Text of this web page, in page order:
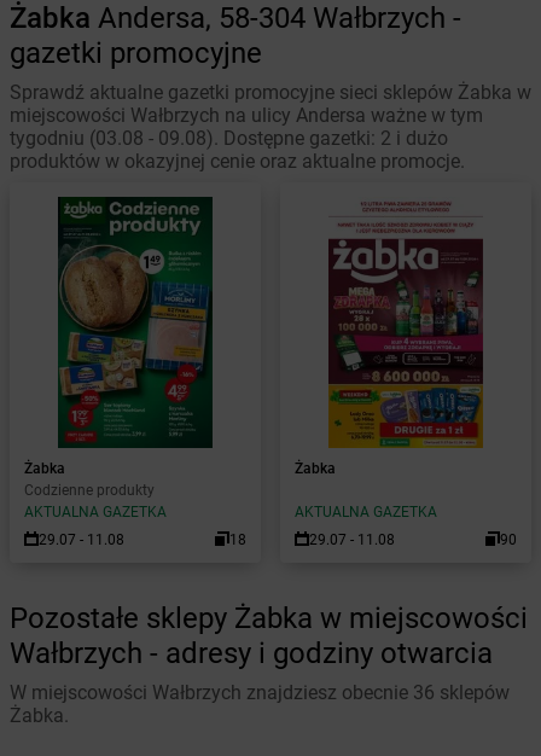
Żabka Andersa, 58-304 Wałbrzych -
gazetki promocyjne
Sprawdź aktualne gazetki promocyjne sieci sklepów Żabka w
miejscowości Wałbrzych na ulicy Andersa ważne w tym
tygodniu (03.08 - 09.08). Dostępne gazetki: 2 i dużo
produktów w okazyjnej cenie oraz aktualne promocje.
Żabka
Codzienne produkty
AKTUALNA GAZETKA
29.07 - 11.08
18
Żabka
AKTUALNA GAZETKA
29.07 - 11.08
90
Pozostałe sklepy Żabka w miejscowości
Wałbrzych - adresy i godziny otwarcia
W miejscowości Wałbrzych znajdziesz obecnie 36 sklepów
Żabka.